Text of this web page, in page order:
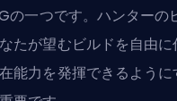
の一つです。ハンターの
たが望むビルドを自由
能力を発揮できるように